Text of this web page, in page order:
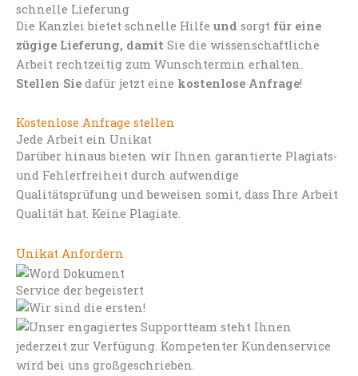
schnelle Lieferung
Die Kanzlei bietet schnelle Hilfe und sorgt für eine
zügige Lieferung, damit Sie die wissenschaftliche
Arbeit rechtzeitig zum Wunschtermin erhalten.
Stellen Sie dafür jetzt eine kostenlose Anfrage!
Kostenlose Anfrage stellen
Jede Arbeit ein Unikat
Darüber hinaus bieten wir Ihnen garantierte Plagiats-
und Fehlerfreiheit durch aufwendige
Qualitätsprüfung und beweisen somit, dass Ihre Arbeit
Qualität hat. Keine Plagiate.
Unikat Anfordern
Service der begeistert